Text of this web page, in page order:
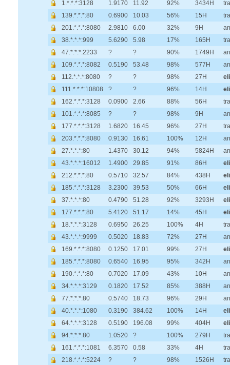
1.*.*.*:3128
1.9170 11.92 92% 3434H
139.*.*.*:80
0.6900 10.03 56% 15H
201.*.*.*:8080
2.9810 6.00 32% 9H
38.*.*.*:999
5.6290 5.98 17% 165H
47.*.*.*:2233
? ? 90% 1749H
109.*.*.*:8082
0.5190 53.48 98% 577H
112.*.*.*:8080
? ? 98% 27H
111.*.*.*:10808
? ? 96% 14H
162.*.*.*:3128
0.0900 2.66 88% 56H
101.*.*.*:8085
? ? 98% 9H
177.*.*.*:3128
1.6820 16.45 96% 27H
203.*.*.*:8080
0.9130 16.61 100% 12H
27.*.*.*:80
1.4370 30.12 94% 5824H
43.*.*.*:16012
1.4900 29.85 91% 86H
212.*.*.*:80
0.5710 32.57 84% 438H
185.*.*.*:3128
3.2300 39.53 50% 66H
37.*.*.*:80
0.4790 51.28 92% 3293H
177.*.*.*:80
5.4120 51.17 14% 45H
18.*.*.*:3128
0.6950 26.25 100% 4H
43.*.*.*:9999
0.5020 18.83 72% 27H
169.*.*.*:8080
0.1250 17.01 99% 27H
185.*.*.*:8080
0.6540 16.95 95% 342H
190.*.*.*:80
0.7020 17.09 43% 10H
34.*.*.*:3129
0.1820 17.52 85% 388H
77.*.*.*:80
0.5740 18.73 96% 29H
40.*.*.*:1080
0.3190 384.62 100% 14H
64.*.*.*:3128
0.5190 196.08 99% 404H
94.*.*.*:80
1.0520 ? 100% 279H
161.*.*.*:1081
6.3570 0.58 33% 4H
218.*.*.*:5224
? ? 98% 1526H